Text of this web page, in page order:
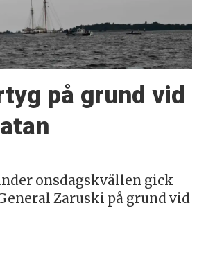
på grund vid
onsdagskvällen gick
Zaruski på grund vid